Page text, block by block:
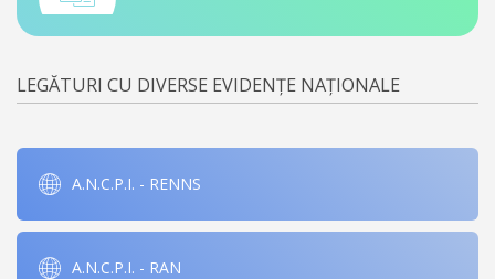
LEGĂTURI CU DIVERSE EVIDENȚE NAȚIONALE
A.N.C.P.I. - RENNS
A.N.C.P.I. - RAN